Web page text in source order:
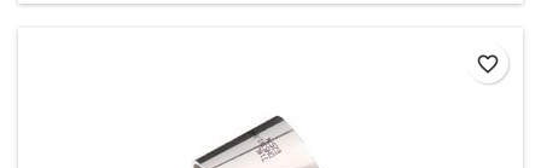
favorite_border